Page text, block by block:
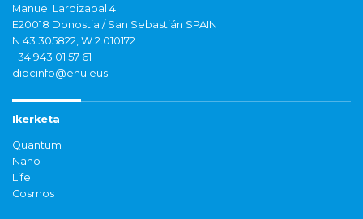
Manuel Lardizabal 4
E20018 Donostia / San Sebastián SPAIN
N 43.305822, W 2.010172
+34 943 01 57 61
dipcinfo@ehu.eus
Ikerketa
Quantum
Nano
Life
Cosmos